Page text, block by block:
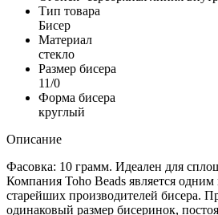
Тип товара
Бисер
Материал
стекло
Размер бисера
11/0
Форма бисера
круглый
Описание
Фасовка: 10 грамм. Идеален для
Компания Toho Beads является
старейших производителей бисера.
одинаковый размер бисеринок,